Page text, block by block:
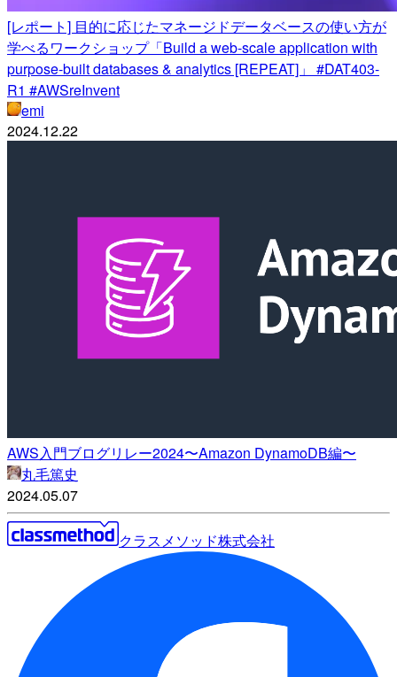
[レポート] 目的に応じたマネージドデータベースの使い方が
学べるワークショップ「Build a web-scale application with
purpose-built databases & analytics [REPEAT]」 #DAT403-
R1 #AWSreInvent
emi
2024.12.22
AWS入門ブログリレー2024〜Amazon DynamoDB編〜
丸毛篤史
2024.05.07
クラスメソッド株式会社